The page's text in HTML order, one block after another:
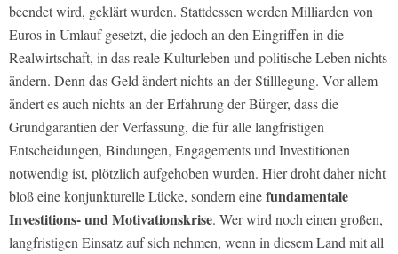
beendet wird, geklärt wurden. Stattdessen werden Milliarden von
Euros in Umlauf gesetzt, die jedoch an den Eingriffen in die
Realwirtschaft, in das reale Kulturleben und politische Leben nichts
ändern. Denn das Geld ändert nichts an der Stilllegung. Vor allem
ändert es auch nichts an der Erfahrung der Bürger, dass die
Grundgarantien der Verfassung, die für alle langfristigen
Entscheidungen, Bindungen, Engagements und Investitionen
notwendig ist, plötzlich aufgehoben wurden. Hier droht daher nicht
bloß eine konjunkturelle Lücke, sondern einefundamentale
Investitions- und Motivationskrise. Wer wird noch einen großen,
langfristigen Einsatz auf sich nehmen, wenn in diesem Land mit all